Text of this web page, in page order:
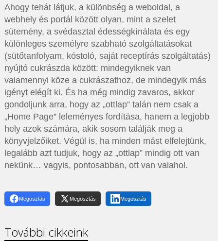
Ahogy tehát látjuk, a különbség a weboldal, a
webhely és portál között olyan, mint a szelet
sütemény, a svédasztal édességkínálata és egy
különleges személyre szabható szolgáltatásokat
(sütőtanfolyam, kóstoló, saját receptírás szolgáltatás)
nyújtó cukrászda között: mindegyiknek van
valamennyi köze a cukrászathoz, de mindegyik más
igényt elégít ki. És ha még mindig zavaros, akkor
gondoljunk arra, hogy az „ottlap” talán nem csak a
„Home Page” leleményes fordítása, hanem a legjobb
hely azok számára, akik sosem találják meg a
könyvjelzőiket. Végül is, ha minden mást elfelejtünk,
legalább azt tudjuk, hogy az „ottlap” mindig ott van
nekünk… vagyis, pontosabban, ott van valahol.
Megosztás Megosztás Megosztás
További cikkeink